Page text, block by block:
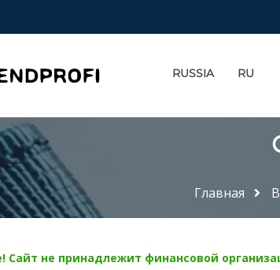
RUSSIA RU
Главная
Сайт не принадлежит финансовой